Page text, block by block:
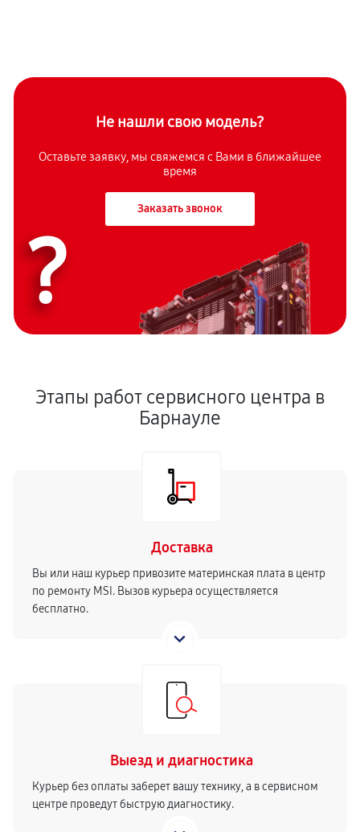
Не нашли свою модель?
Оставьте заявку, мы свяжемся с Вами в ближайшее
время
Заказать звонок
?
Этапы работ сервисного центра в
Барнауле
Доставка
Вы или наш курьер привозите материнская плата в центр
по ремонту MSI. Вызов курьера осуществляется
бесплатно.
Выезд и диагностика
Курьер без оплаты заберет вашу технику, а в сервисном
центре проведут быструю диагностику.